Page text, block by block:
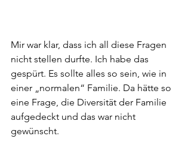
Mir war klar, dass ich all diese Fragen
nicht stellen durfte. Ich habe das
gespürt. Es sollte alles so sein, wie in
einer „normalen“ Familie. Da hätte so
eine Frage, die Diversität der Familie
aufgedeckt und das war nicht
gewünscht.